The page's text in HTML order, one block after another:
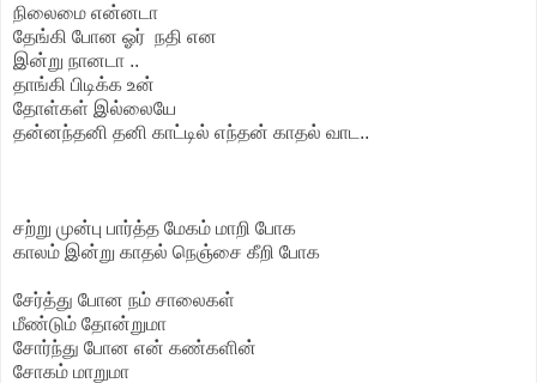
நிலைமை என்னடா
தேங்கி போன ஓர் நதி என
இன்று நானடா ..
தாங்கி பிடிக்க உன்
தோள்கள் இல்லையே
தன்னந்தனி தனி காட்டில் எந்தன் காதல் வாட..
சற்று முன்பு பார்த்த மேகம் மாறி போக
காலம் இன்று காதல் நெஞ்சை கீறி போக
சேர்த்து போன நம் சாலைகள்
மீண்டும் தோன்றுமா
சோர்ந்து போன என் கண்களின்
சோகம் மாறுமா